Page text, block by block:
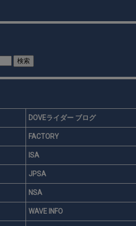
DOVEライダー ブログ
FACTORY
ISA
JPSA
NSA
WAVE INFO